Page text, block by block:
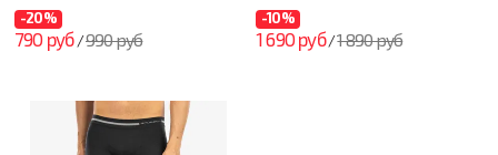
-20%
790 руб/990 руб
-10%
1 690 руб/1 890 руб